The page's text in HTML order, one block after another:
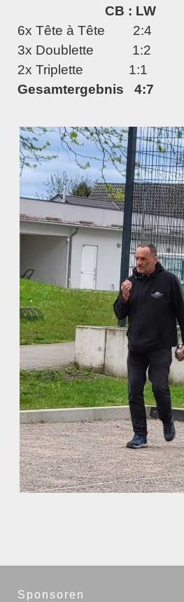
CB : LW
6x Tête à Tête
2:4
3x Doublette
1:2
2x Triplette
1:1
Gesamtergebnis
4:7
Sponsoren